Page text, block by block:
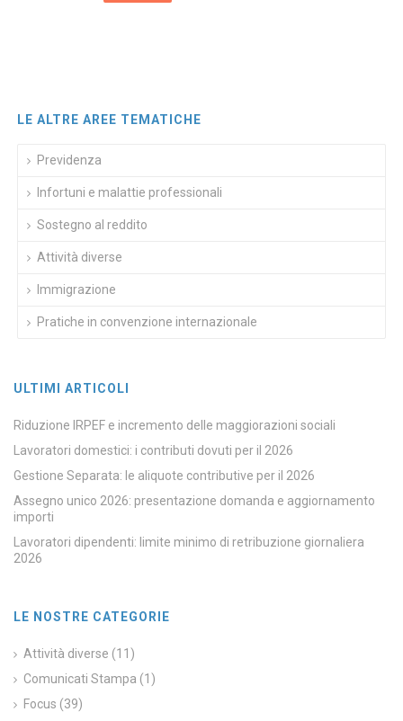
LE ALTRE AREE TEMATICHE
Previdenza
Infortuni e malattie professionali
Sostegno al reddito
Attività diverse
Immigrazione
Pratiche in convenzione internazionale
ULTIMI ARTICOLI
Riduzione IRPEF e incremento delle maggiorazioni sociali
Lavoratori domestici: i contributi dovuti per il 2026
Gestione Separata: le aliquote contributive per il 2026
Assegno unico 2026: presentazione domanda e aggiornamento
importi
Lavoratori dipendenti: limite minimo di retribuzione giornaliera
2026
LE NOSTRE CATEGORIE
Attività diverse (11)
Comunicati Stampa (1)
Focus (39)